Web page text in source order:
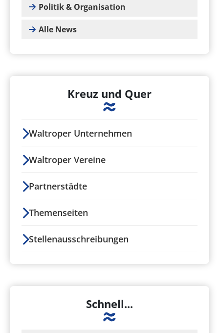
Politik & Organisation
Alle News
Kreuz und Quer
Waltroper Unternehmen
Waltroper Vereine
Partnerstädte
Themenseiten
Stellenausschreibungen
Schnell...